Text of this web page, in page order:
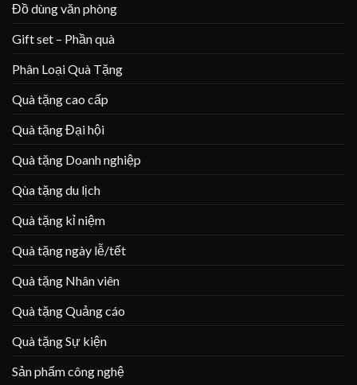
Đồ dùng văn phòng
Gift set – Phần quà
Phân Loại Quà Tặng
Quà tặng cao cấp
Quà tặng Đại hội
Quà tặng Doanh nghiệp
Qùa tặng du lịch
Quà tặng kỉ niệm
Quà tặng ngày lễ/tết
Quà tặng Nhân viên
Quà tặng Quảng cáo
Quà tặng Sự kiện
Sản phẩm công nghệ